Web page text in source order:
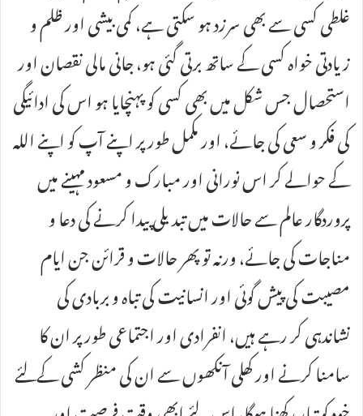
غلطی کسی سے بھی سرزد ہو سکتی ہے، کمی بیشی اور ظلم و
زیادتی خواہ کسی کے ساتھ برتی گئی ہو، جانی مالی نقصان اور
استحصال جس شکل میں بھی کسی کو پہنچایا ہو اس کی ادائیگی
کی فکر و سعی کی جائے، اور مکمل طور پر اپنے آپ کو اپنے اللہ
کے حوالے کر اس نورانی اور مبارک و مسعود مہینے میں
پروردگار عالم سے حالات میں تبدیلی پیدا کرنے کی دعا و
مناجات کی جائے، ورنہ تو پھر حالات و قرائن جن ایام
مصیبت کی پیش گوئی اور انسانیت کی تباہ و بربادی کی
نشاندہی کر رہے ہیں، انفرادی اور اجتماعی طور پر ان کا
سامنا کرنے اور کھلی آنکھوں سے ان کی منظر کشی کےلئے